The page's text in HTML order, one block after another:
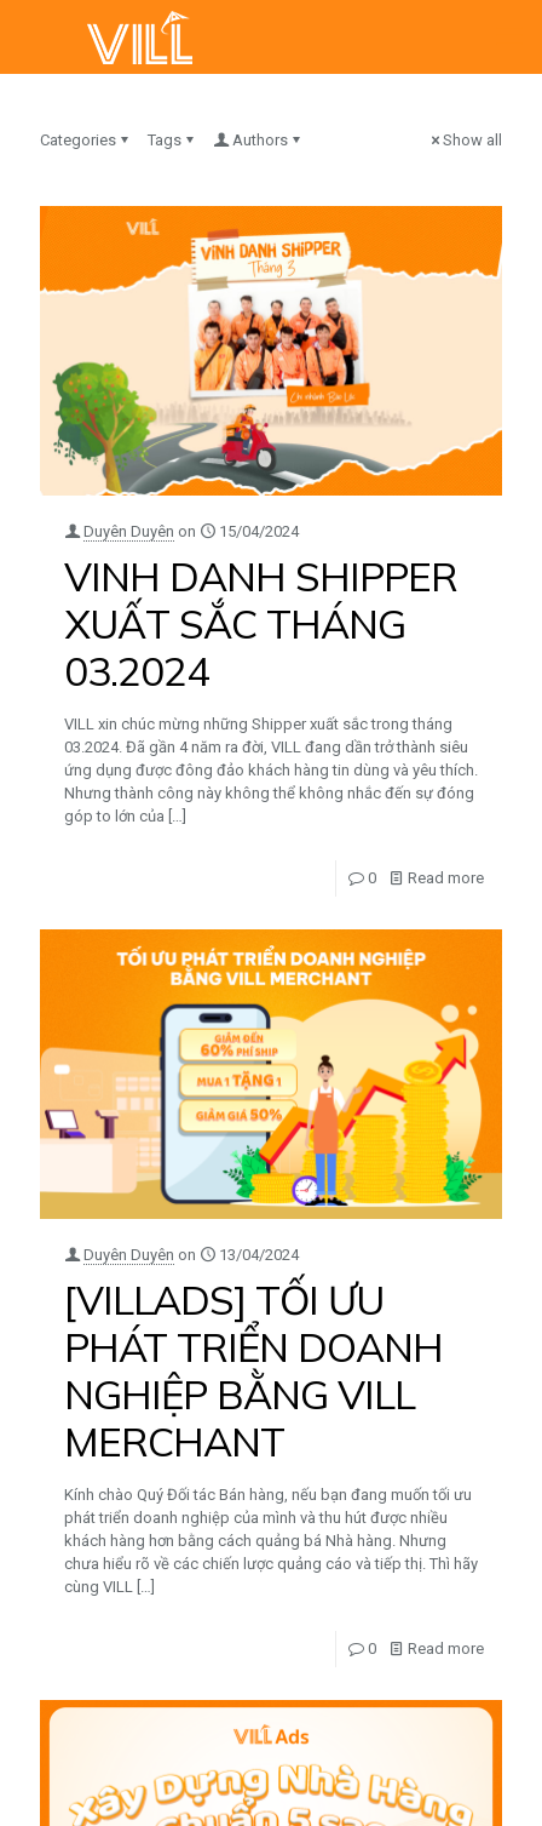
Categories Tags Authors Show all
Duyên Duyên on 15/04/2024
VINH DANH SHIPPER
XUẤT SẮC THÁNG
03.2024
VILL xin chúc mừng những Shipper xuất sắc trong tháng
03.2024. Đã gần 4 năm ra đời, VILL đang dần trở thành siêu
ứng dụng được đông đảo khách hàng tin dùng và yêu thích.
Nhưng thành công này không thể không nhắc đến sự đóng
góp to lớn của
0 Read more
Duyên Duyên on 13/04/2024
[VILLADS] TỐI ƯU
PHÁT TRIỂN DOANH
NGHIỆP BẰNG VILL
MERCHANT
Kính chào Quý Đối tác Bán hàng, nếu bạn đang muốn tối ưu
phát triển doanh nghiệp của mình và thu hút được nhiều
khách hàng hơn bằng cách quảng bá Nhà hàng. Nhưng
chưa hiểu rõ về các chiến lược quảng cáo và tiếp thị. Thì hãy
cùng VILL
0 Read more